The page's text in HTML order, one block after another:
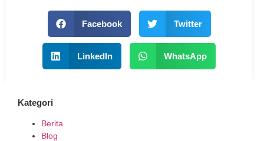
Facebook Twitter
LinkedIn WhatsApp
Kategori
Berita
Blog